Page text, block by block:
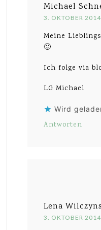
Michael
3. OKTOBER
Meine
🙂
Ich folge via
LG Michael
Wird
Antworten
Lena
3. OKTOBER